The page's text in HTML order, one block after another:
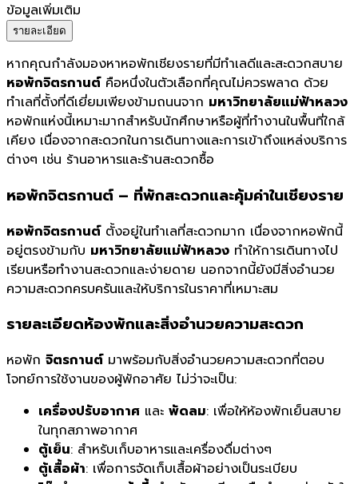
ข้อมูลเพิ่มเติม
รายละเอียด
หากคุณกำลังมองหาหอพักเชียงรายที่มีทำเลดีและสะดวกสบาย
หอพักจิตรกานต์คือหนึ่งในตัวเลือกที่คุณไม่ควรพลาด ด้วย
ทำเลที่ตั้งที่ดีเยี่ยมเพียงข้ามถนนจาก มหาวิทยาลัยแม่ฟ้าหลวง
หอพักแห่งนี้เหมาะมากสำหรับนักศึกษาหรือผู้ที่ทำงานในพื้นที่ใกล้
เคียง เนื่องจากสะดวกในการเดินทางและการเข้าถึงแหล่งบริการ
ต่างๆ เช่น ร้านอาหารและร้านสะดวกซื้อ
หอพักจิตรกานต์ – ที่พักสะดวกและคุ้มค่าในเชียงราย
หอพักจิตรกานต์ตั้งอยู่ในทำเลที่สะดวกมาก เนื่องจากหอพักนี้
อยู่ตรงข้ามกับ มหาวิทยาลัยแม่ฟ้าหลวง ทำให้การเดินทางไป
เรียนหรือทำงานสะดวกและง่ายดาย นอกจากนี้ยังมีสิ่งอำนวย
ความสะดวกครบครันและให้บริการในราคาที่เหมาะสม
รายละเอียดห้องพักและสิ่งอำนวยความสะดวก
หอพัก จิตรกานต์มาพร้อมกับสิ่งอำนวยความสะดวกที่ตอบ
โจทย์การใช้งานของผู้พักอาศัย ไม่ว่าจะเป็น:
เครื่องปรับอากาศ และ พัดลม: เพื่อให้ห้องพักเย็นสบาย
ในทุกสภาพอากาศ
ตู้เย็น: สำหรับเก็บอาหารและเครื่องดื่มต่างๆ
ตู้เสื้อผ้า: เพื่อการจัดเก็บเสื้อผ้าอย่างเป็นระเบียบ